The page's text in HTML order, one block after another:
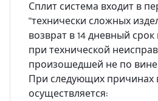
Сплит система входит в
"технически сложных
возврат в 14 дневный
при технической
произошедшей не по вине
При следующих причинах
осуществляется: